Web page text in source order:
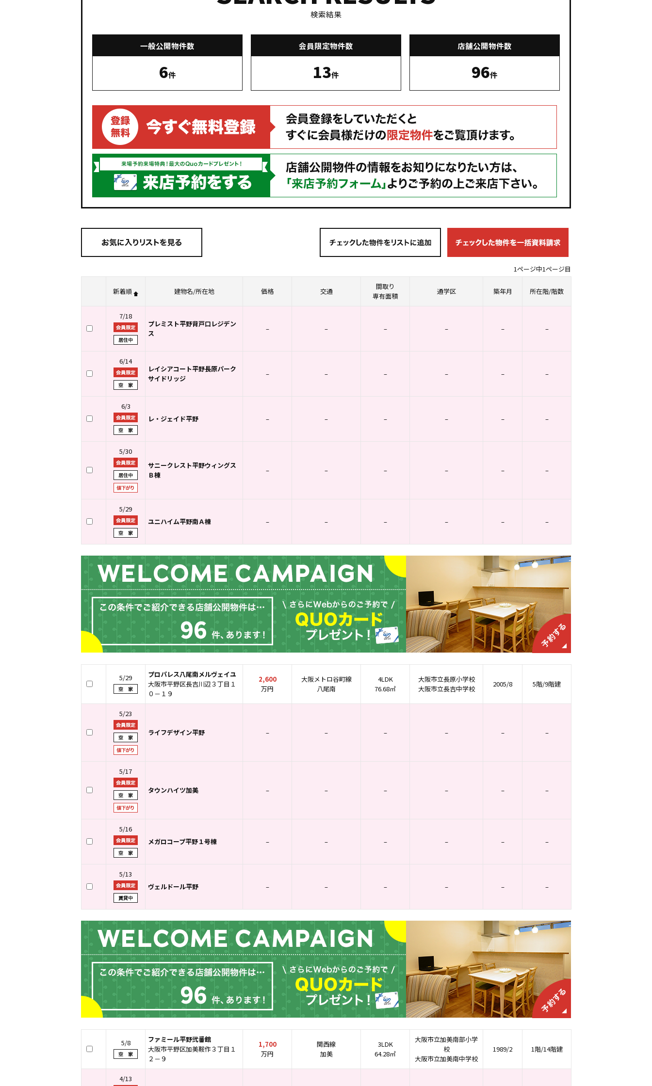
検索結果
一般公開物件数
6件
会員限定物件数
13件
店舗公開物件数
96件
1ページ中1ページ目
新着順 建物名/所在地 価格 交通
間取り
専有面積
通学区 築年月 所在階/階数
7/18
プレミスト平野背戸口レジデン
ス
– – – – – –
6/14
レイシアコート平野長原パーク
サイドリッジ
– – – – – –
6/3
レ・ジェイド平野
– – – – – –
5/30
サニークレスト平野ウィングス
Ｂ棟
– – – – – –
5/29
ユニハイム平野南Ａ棟
– – – – – –
96
5/29
プロパレス八尾南メルヴェイユ
大阪市平野区長吉川辺３丁目１
０－１９
2,600
万円
大阪メトロ谷町線
八尾南
4LDK
76.68㎡
大阪市立長原小学校
大阪市立長吉中学校
2005/8 5階/9階建
5/23
ライフデザイン平野 – – – – – –
5/17
タウンハイツ加美 – – – – – –
5/16
メガロコープ平野１号棟
– – – – – –
5/13
ヴェルドール平野
– – – – – –
96
5/8
ファミール平野弐番館
大阪市平野区加美鞍作３丁目１
２－９
1,700
万円
関西線
加美
3LDK
64.28㎡
大阪市立加美南部小学
校
大阪市立加美南中学校
1989/2 1階/14階建
4/13